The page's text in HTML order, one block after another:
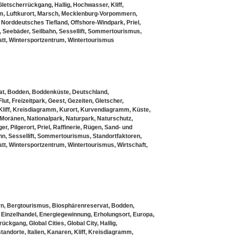
, Hallig, Hochwasser, Kliff,
, Luftkurort, Marsch, Mecklenburg-Vorpommern,
Norddeutsches Tiefland, Offshore-Windpark, Priel ,
, Seebäder, Seilbahn, Sessellift, Sommertourismus,
, Wintersportzentrum, Wintertourismus
, Bodden, Boddenküste, Deutschland,
Flut, Freizeitpark, Geest, Gezeiten, Gletscher,
Kliff, Kreisdiagramm, Kurort, Kurvendiagramm, Küste,
Moränen, Nationalpark, Naturpark, Naturschutz,
, Pilgerort, Priel , Raffinerie, Rügen, Sand- und
, Sessellift, Sommertourismus, Standortfaktoren,
, Wintersportzentrum, Wintertourismus, Wirtschaft,
, Bergtourismus, Biosphärenreservat, Bodden,
Einzelhandel , Energiegewinnung, Erholungsort, Europa,
, Global Cities, Global City, Hallig,
, Italien, Kanaren, Kliff, Kreisdiagramm,